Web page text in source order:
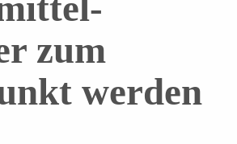
zum
werden